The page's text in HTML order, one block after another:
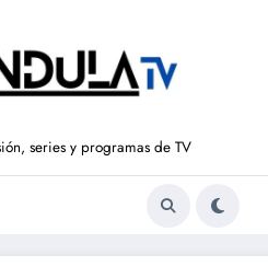
series y programas de TV